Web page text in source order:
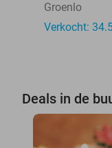
Groenlo
Verkocht:
Deals in de